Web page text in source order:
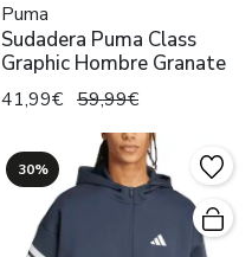
Puma
Sudadera Puma Class
Graphic Hombre Granate
41,99€ 59,99€
30%